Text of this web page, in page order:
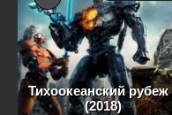
Тихоокеанский рубеж
(2018)